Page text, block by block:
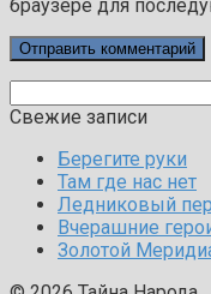
браузере для
Свежие записи
Берегите руки
Там где нас нет
Ледниковый
Вчерашние
Золотой